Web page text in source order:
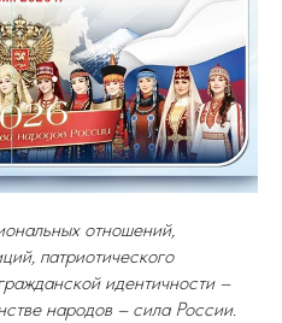
отношений,
патриотического
идентичности –
народов – сила России.